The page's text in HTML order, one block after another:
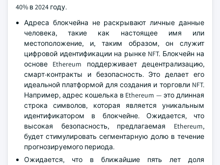
40% в 2024 году.
Адреса блокчейна не раскрывают личные данные
человека, такие как настоящее имя или
местоположение, и, таким образом, он служит
цифровой идентификации на рынке NFT. Блокчейн на
основе Ethereum поддерживает децентрализацию,
смарт-контракты и безопасность. Это делает его
идеальной платформой для создания и торговли NFT.
Например, адрес кошелька в Ethereum — это длинная
строка символов, которая является уникальным
идентификатором в блокчейне. Ожидается, что
высокая безопасность, предлагаемая Ethereum,
будет стимулировать сегментарную долю в течение
прогнозируемого периода.
Ожидается, что в ближайшие пять лет доля